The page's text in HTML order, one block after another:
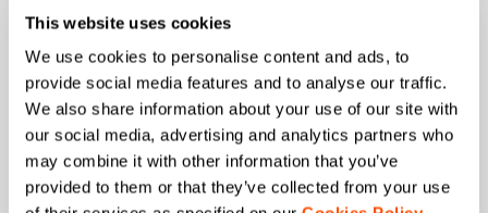
This website uses cookies
We use cookies to personalise content and ads, to
provide social media features and to analyse our traffic.
We also share information about your use of our site with
our social media, advertising and analytics partners who
may combine it with other information that you’ve
provided to them or that they’ve collected from your use
¿Qué colección le interesa?
Hombre
Mujer